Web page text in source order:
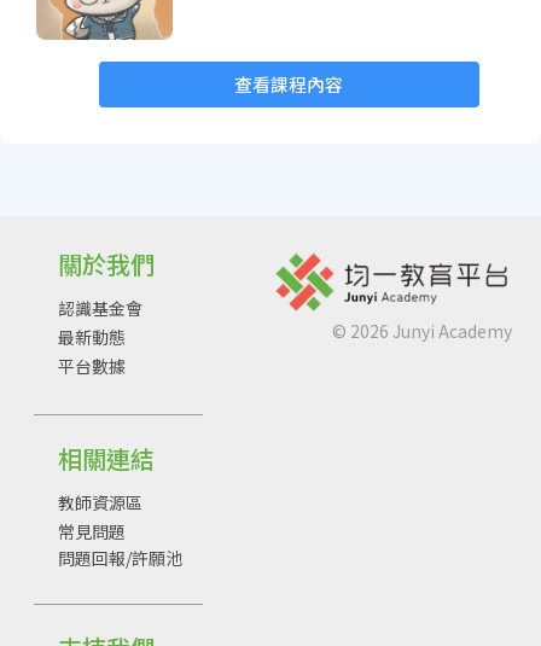
查看課程內容
關於我們
認識基金會
最新動態
平台數據
相關連結
教師資源區
常見問題
問題回報/許願池
© 2026 Junyi Academy